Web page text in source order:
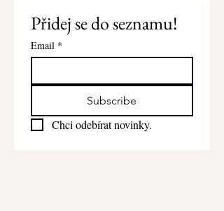
Přidej se do seznamu!
Email *
Subscribe
Chci odebírat novinky.